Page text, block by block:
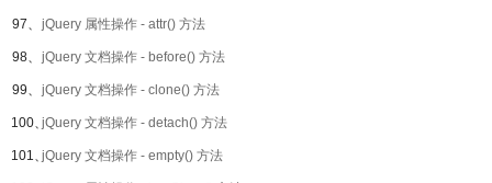
97、 jQuery 属性操作 - attr() 方法
98、 jQuery 文档操作 - before() 方法
99、 jQuery 文档操作 - clone() 方法
100、jQuery 文档操作 - detach() 方法
101、jQuery 文档操作 - empty() 方法